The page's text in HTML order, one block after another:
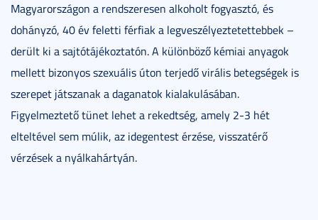
Magyarországon a rendszeresen alkoholt fogyasztó, és
dohányzó, 40 év feletti férfiak a legveszélyeztetettebbek –
derült ki a sajtótájékoztatón. A különböző kémiai anyagok
mellett bizonyos szexuális úton terjedő virális betegségek is
szerepet játszanak a daganatok kialakulásában.
Figyelmeztető tünet lehet a rekedtség, amely 2-3 hét
elteltével sem múlik, az idegentest érzése, visszatérő
vérzések a nyálkahártyán.